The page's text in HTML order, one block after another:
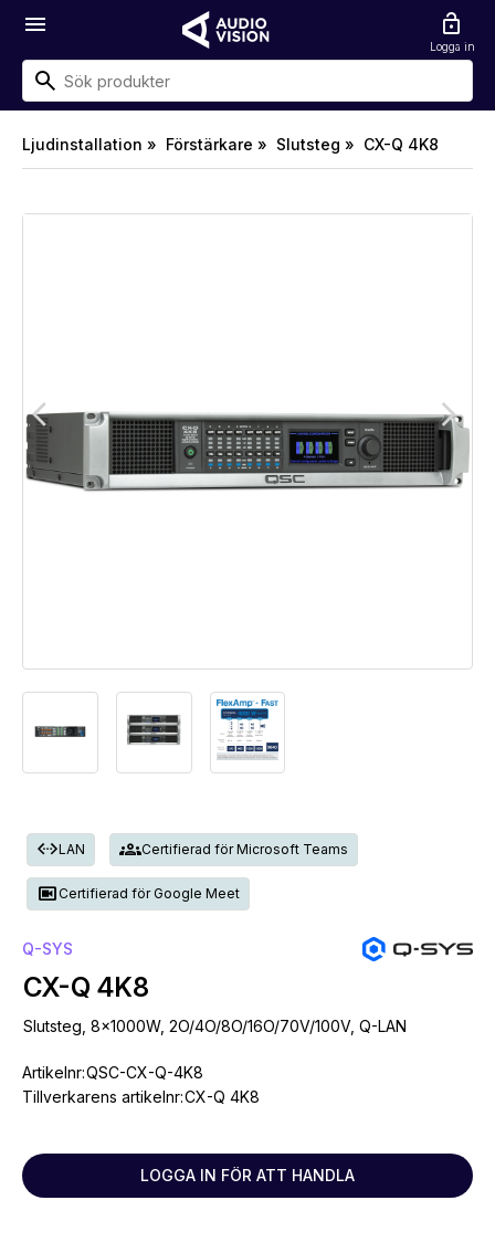
menu lock_open
Logga in
Ljudinstallation » Förstärkare » Slutsteg » CX-Q 4K8
arrow_back_ios arrow_forward_ios
settings_ethernetLAN groupsCertifierad för Microsoft Teams
hangout_videoCertifierad för Google Meet
Q-SYS
CX-Q 4K8
Slutsteg, 8x1000W, 2O/4O/8O/16O/70V/100V, Q-LAN
Artikelnr:QSC-CX-Q-4K8
Tillverkarens artikelnr:CX-Q 4K8
LOGGA IN FÖR ATT HANDLA